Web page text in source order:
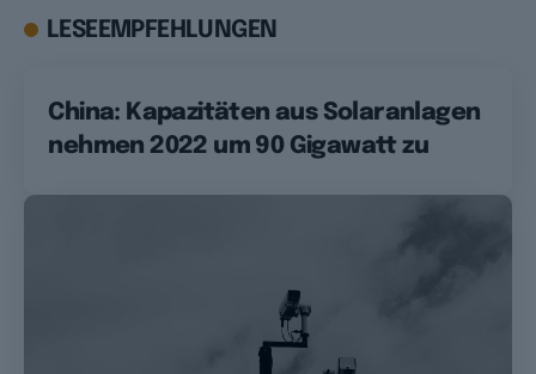
LESEEMPFEHLUNGEN
China: Kapazitäten aus Solaranlagen
nehmen 2022 um 90 Gigawatt zu